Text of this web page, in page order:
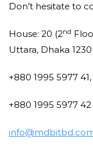
Don’t hesitate to
House: 20 (2nd
Uttara, Dhaka 1230
+880 1995 5977 41,
+880 1995 5977 42